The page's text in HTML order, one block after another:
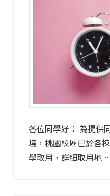
各位同學好： 為提供
境，桃園校區已於各
學取用，詳細取用地